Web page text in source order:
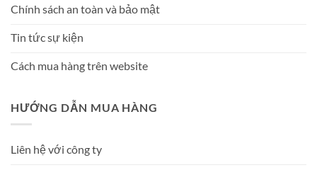
Chính sách an toàn và bảo mật
Tin tức sự kiện
Cách mua hàng trên website
HƯỚNG DẪN MUA HÀNG
Liên hệ với công ty